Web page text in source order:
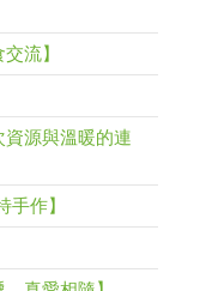
流】
資源與溫暖的連
作】